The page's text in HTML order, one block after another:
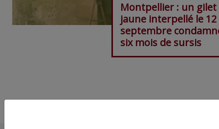
Montpellier : un gilet
jaune interpellé le 12
septembre
six mois de sursis